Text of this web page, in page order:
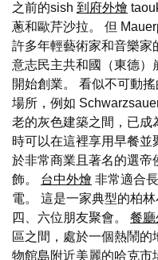
之前的sish 到府外燴
蔥和歐芹沙拉。 但
許多年輕藝術家和音樂家
意志民主共和國（東德）
開始創業。 看似不可動
場所，例如
老的灰色建築之間，已成
時可以在這裡享用早餐並
於非常商業且著名的選帝
飾。 台中外燴 非常適合
電。 這是一家典型的柏
四、六位朋友聚會。 餐廳
區之間，處於一個熱鬧
物館島附近美麗的哈克市